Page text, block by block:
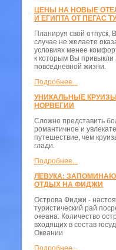
ЦЕНЫ НА НОВЫЕ
И ЕГИПТА ОТ ПЕГАС
Планируя свой отпуск,
случае не желаете
условиях менее
к которым Вы привыкли
повседневной жизни.
Подробнее...
УНИКАЛЬНЫЕ
НОРВЕГИИ
Сложно представить
романтичное и
путешествие, чем
глади.
Подробнее...
ЛЕВУКА:
ОТДЫХ НА ФИДЖИ
Острова Фиджи -
туристический рай
океана. Количество
входящих в состав
Океании
Подробнее...